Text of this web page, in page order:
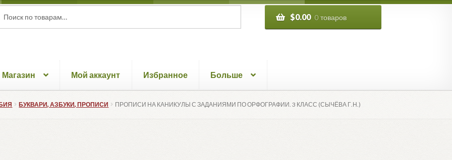
$0.00 0 товаров
Магазин Мой аккаунт Избранное Больше
БУКВАРИ, АЗБУКИ, ПРОПИСИ ПРОПИСИ НА КАНИКУЛЫ С ЗАДАНИЯМИ ПО ОРФОГРАФИИ. 3 КЛАСС (СЫЧЁВА Г.Н.)